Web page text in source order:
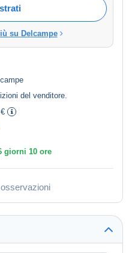
su Delcampe
del venditore
giorni 10 ore